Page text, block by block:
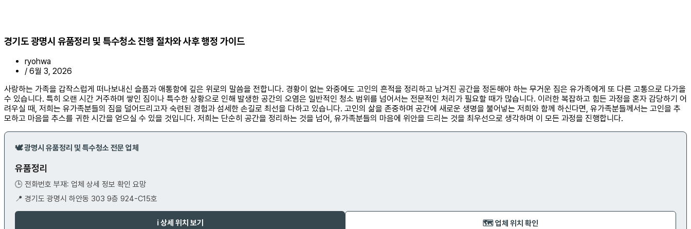
경기도 광명시 유품정리 및 특수청소 진행 절차와 사후 행정 가이드
ryohwa
/ 6월 3, 2026
사랑하는 가족을 갑작스럽게 떠나보내신 슬픔과 애통함에 깊은 위로의 말씀을 전합니다. 경황이 없는 와중에도 고인의 흔적을 정리하고 남겨진 공간을 정돈해야 하는 무거운 짐은 유가족에게 또 다른 고통으로 다가올
수 있습니다. 특히 오랜 시간 거주하며 쌓인 짐이나 특수한 상황으로 인해 발생한 공간의 오염은 일반적인 청소 범위를 넘어서는 전문적인 처리가 필요할 때가 많습니다. 이러한 복잡하고 힘든 과정을 혼자 감당하기 어
려우실 때, 저희는 유가족분들의 짐을 덜어드리고자 숙련된 경험과 섬세한 손길로 최선을 다하고 있습니다. 고인의 삶을 존중하며 공간에 새로운 생명을 불어넣는 저희와 함께 하신다면, 유가족분들께서는 고인을 추
모하고 마음을 추스를 귀한 시간을 얻으실 수 있을 것입니다. 저희는 단순히 공간을 정리하는 것을 넘어, 유가족분들의 마음에 위안을 드리는 것을 최우선으로 생각하며 이 모든 과정을 진행합니다.
🕊️ 광명시 유품정리 및 특수청소 전문 업체
유품정리
🕒 전화번호 부재: 업체 상세 정보 확인 요망
📍 경기도 광명시 하안동 303 9층 924-C15호
ℹ️ 상세 위치 보기 🗺️ 업체 위치 확인